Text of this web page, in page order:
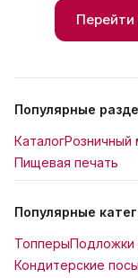
Перейти
Популярные
КаталогРозничный
Пищевая печать
Популярные
ТопперыПодложки
Кондитерские